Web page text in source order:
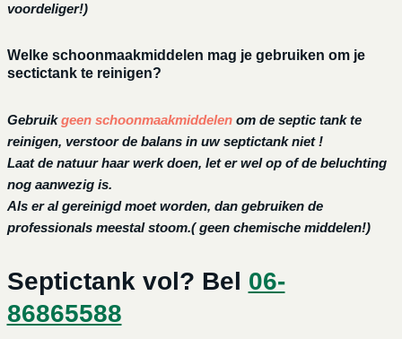
voordeliger!)
Welke schoonmaakmiddelen mag je gebruiken om je
sectictank te reinigen?
Gebruikgeen schoonmaakmiddelen om de septic tank te
reinigen, verstoor de balans in uw septictank niet !
Laat de natuur haar werk doen, let er wel op of de beluchting
nog aanwezig is.
Als er al gereinigd moet worden, dan gebruiken de
professionals meestal stoom.( geen chemische middelen!)
Septictank vol? Bel 06-
86865588